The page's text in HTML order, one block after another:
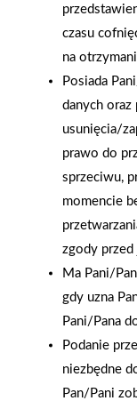
Otwarcie sklepu
Mrówka w
czasu
na
Posiada
danych oraz
usunięcia/
prawo do
sprzeciwu,
momencie
zgody
Ma Pani/
gdy uzna
Pani/Pana
Podanie
niezbędne
Pan/Pani
Polityka
Nasz serwis